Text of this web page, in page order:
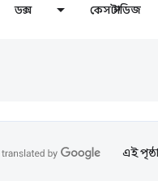
ডক্স কেস স্টাডিজ
এই